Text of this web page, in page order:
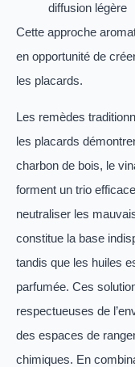
diffusion légère
Cette approche
en opportunité de
les placards.
Les remèdes
les placards
charbon de bois, le
forment un trio
neutraliser les
constitue la base
tandis que les huiles
parfumée. Ces
respectueuses de
des espaces de
chimiques. En